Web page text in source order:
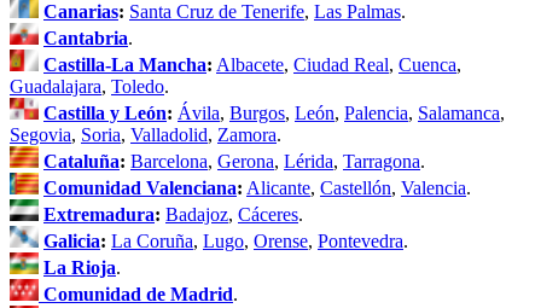
Canarias: Santa Cruz de Tenerife, Las Palmas.
Cantabria.
Castilla-La Mancha: Albacete, Ciudad Real, Cuenca,
Guadalajara, Toledo.
Castilla y León: Ávila, Burgos, León, Palencia, Salamanca,
Segovia, Soria, Valladolid, Zamora.
Cataluña: Barcelona, Gerona, Lérida, Tarragona.
Comunidad Valenciana: Alicante, Castellón, Valencia.
Extremadura: Badajoz, Cáceres.
Galicia: La Coruña, Lugo, Orense, Pontevedra.
La Rioja.
Comunidad de Madrid.